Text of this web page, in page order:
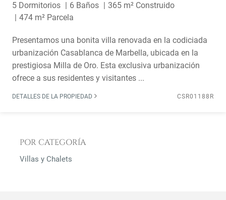
5 Dormitorios 6 Baños
365 m² Construido
474 m² Parcela
Presentamos una bonita villa renovada en la codiciada
urbanización Casablanca de Marbella, ubicada en la
prestigiosa Milla de Oro. Esta exclusiva urbanización
ofrece a sus residentes y visitantes ...
DETALLES DE LA PROPIEDAD CSR01188R
POR CATEGORÍA
Villas y Chalets